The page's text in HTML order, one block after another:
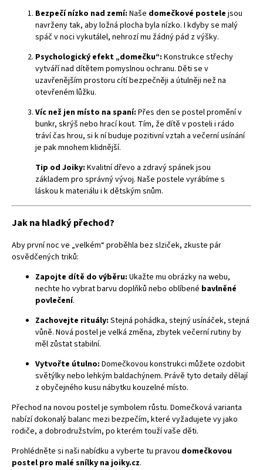
Bezpečí nízko nad zemí: Naše domečkové postele jsou
navrženy tak, aby ložná plocha byla nízko. I kdyby se malý
spáč v noci vykutálel, nehrozí mu žádný pád z výšky.
Psychologický efekt „domečku“: Konstrukce střechy
vytváří nad dítětem pomyslnou ochranu. Děti se v
uzavřenějším prostoru cítí bezpečněji a útulněji než na
otevřeném lůžku.
Víc než jen místo na spaní: Přes den se postel promění v
bunkr, skrýš nebo hrací kout. Tím, že dítě v posteli i rádo
tráví čas hrou, si k ní buduje pozitivní vztah a večerní usínání
je pak mnohem klidnější.
Tip od Joiky: Kvalitní dřevo a zdravý spánek jsou
základem pro správný vývoj. Naše postele vyrábíme s
láskou k materiálu i k dětským snům.
Jak na hladký přechod?
Aby první noc ve „velkém“ proběhla bez slziček, zkuste pár
osvědčených triků:
Zapojte dítě do výběru: Ukažte mu obrázky na webu,
nechte ho vybrat barvu doplňků nebo oblíbené bavlněné
povlečení.
Zachovejte rituály: Stejná pohádka, stejný usínáček, stejná
vůně. Nová postel je velká změna, zbytek večerní rutiny by
měl zůstat stabilní.
Vytvořte útulno: Domečkovou konstrukci můžete ozdobit
světýlky nebo lehkým baldachýnem. Právě tyto detaily dělají
z obyčejného kusu nábytku kouzelné místo.
Přechod na novou postel je symbolem růstu. Domečková varianta
nabízí dokonalý balanc mezi bezpečím, které vyžadujete vy jako
rodiče, a dobrodružstvím, po kterém touží vaše děti.
Prohlédněte si naši nabídku a vyberte tu pravou domečkovou
postel pro malé snílky na joiky.cz.